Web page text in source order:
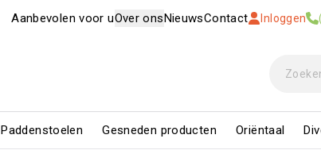
Aanbevolen voor uOver onsNieuwsContact Inloggen
Paddenstoelen Gesneden producten Oriëntaal